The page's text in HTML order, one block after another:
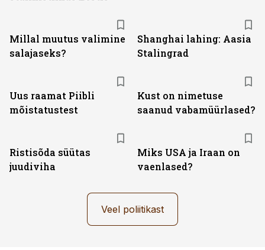
Millal muutus valimine
salajaseks?
Shanghai lahing: Aasia
Stalingrad
Uus raamat Piibli
mõistatustest
Kust on nimetuse
saanud vabamüürlased?
Ristisõda süütas
juudiviha
Miks USA ja Iraan on
vaenlased?
Veel poliitikast